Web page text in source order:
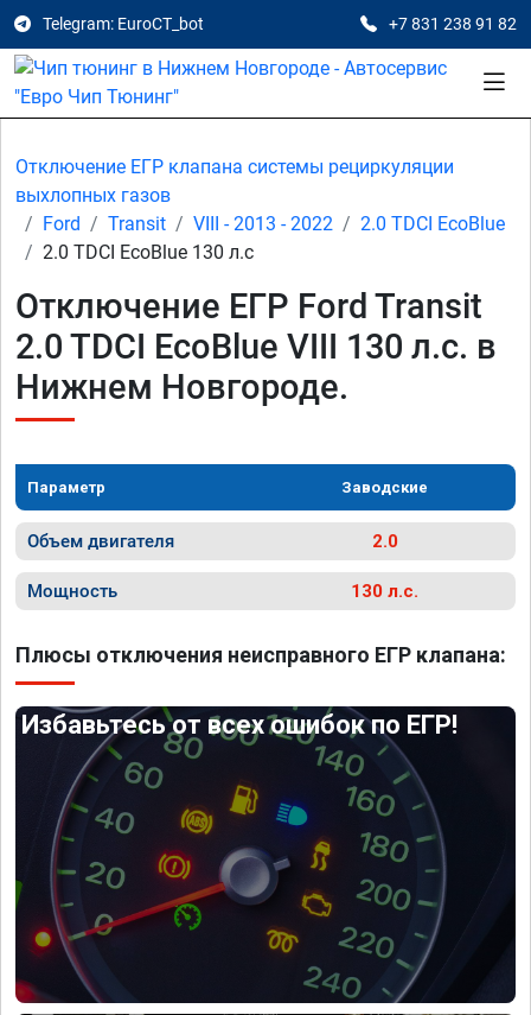
Telegram: EuroCT_bot +7 831 238 91 82
Отключение ЕГР клапана системы рециркуляции
выхлопных газов
Ford
Transit VIII - 2013 - 2022
2.0 TDCI EcoBlue
2.0 TDCI EcoBlue 130 л.с
Отключение ЕГР Ford Transit
2.0 TDCI EcoBlue VIII 130 л.с. в
Нижнем Новгороде.
Параметр Заводские
Объем двигателя 2.0
Мощность 130 л.с.
Плюсы отключения неисправного ЕГР клапана:
Избавьтесь от всех ошибок по ЕГР!